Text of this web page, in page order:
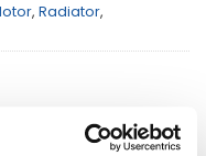
, Radiator,